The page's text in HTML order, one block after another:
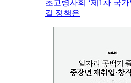
초고령사회 ‘제1차 국
길 정책은